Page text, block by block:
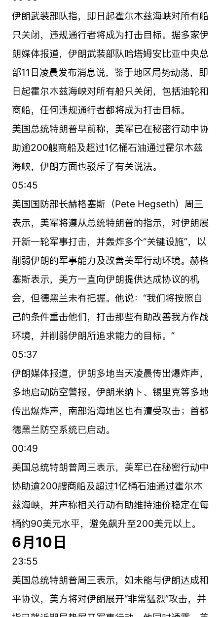
伊朗武装部队指，即日起霍尔木兹海峡对所有船
只关闭，违规通行者将成为打击目标。据多家伊
朗媒体报道，伊朗武装部队哈塔姆安比亚中央总
部11日凌晨发布消息说，鉴于地区局势动荡，即
日起霍尔木兹海峡对所有船只关闭，包括油轮和
商船，任何违规通行者都将成为打击目标。
美国总统特朗普早前称，美军已在秘密行动中协
助逾200艘商船及超过1亿桶石油通过霍尔木兹
海峡，伊朗方面也驳斥了有关说法。
05:45
美国国防部长赫格塞斯（Pete Hegseth）周三
表示，美军将遵从总统特朗普的指示，对伊朗展
开新一轮军事打击，并轰炸多个“关键设施”，以
削弱伊朗的军事能力及改善美军行动环境。赫格
塞斯表示，美方一直向伊朗提供达成协议的机
会，但德黑兰未有把握。他说：“我们将按照自
己的条件重击他们，打击那些有助改善我方作战
环境，并削弱伊朗所追求能力的目标。”
05:37
伊朗媒体报道，伊朗多地当天凌晨传出爆炸声，
多地启动防空警报。伊朗米纳卜、锡里克等多地
传出爆炸声，南部沿海地区也有遭受攻击；首都
德黑兰防空系统已启动。
00:49
美国总统特朗普周三表示，美军已在秘密行动中
协助逾200艘商船及超过1亿桶石油通过霍尔木
兹海峡，并声称相关行动有助维持油价稳定在每
桶约90美元水平，避免飙升至200美元以上。
6月10日
23:55
美国总统特朗普周三表示，如未能与伊朗达成和
平协议，美方将对伊朗展开“非常猛烈”攻击，并